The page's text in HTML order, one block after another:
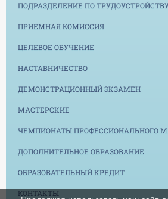
ПОДРАЗДЕЛЕНИЕ ПО
ПРИЕМНАЯ КОМИССИЯ
ЦЕЛЕВОЕ ОБУЧЕНИЕ
НАСТАВНИЧЕСТВО
ДЕМОНСТРАЦИОННЫЙ ЭКЗАМЕН
МАСТЕРСКИЕ
ЧЕМПИОНАТЫ ПРОФЕССИОНАЛЬНОГО
ДОПОЛНИТЕЛЬНОЕ ОБРАЗОВАНИЕ
ОБРАЗОВАТЕЛЬНЫЙ КРЕДИТ
КОНТАКТЫ